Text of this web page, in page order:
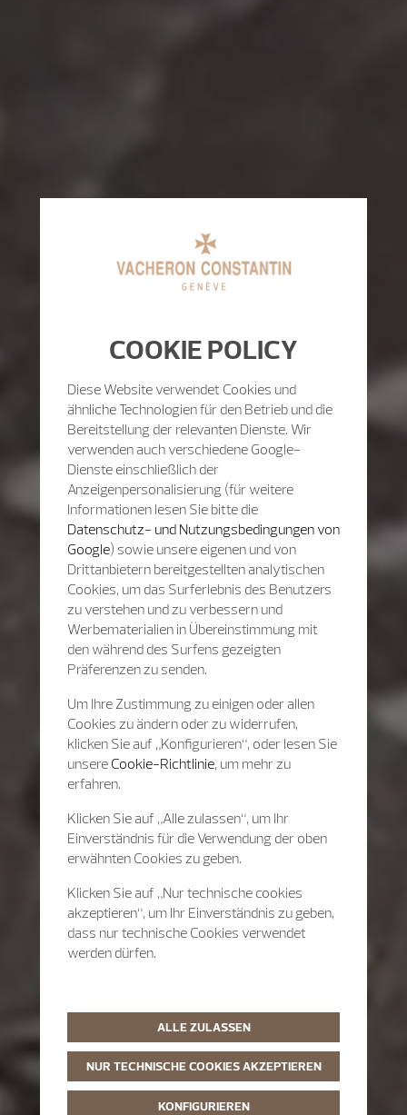
COOKIE POLICY
Diese Website verwendet Cookies und
ähnliche Technologien für den Betrieb und die
Bereitstellung der relevanten Dienste. Wir
verwenden auch verschiedene Google-
Dienste einschließlich der
Anzeigenpersonalisierung (für weitere
Informationen lesen Sie bitte die
Datenschutz- und Nutzungsbedingungen von
Google) sowie unsere eigenen und von
Drittanbietern bereitgestellten analytischen
Cookies, um das Surferlebnis des Benutzers
zu verstehen und zu verbessern und
Werbematerialien in Übereinstimmung mit
den während des Surfens gezeigten
Präferenzen zu senden.
Um Ihre Zustimmung zu einigen oder allen
Cookies zu ändern oder zu widerrufen,
klicken Sie auf „Konfigurieren“, oder lesen Sie
unsere Cookie-Richtlinie, um mehr zu
erfahren.
Klicken Sie auf „Alle zulassen“, um Ihr
Einverständnis für die Verwendung der oben
erwähnten Cookies zu geben.
Klicken Sie auf „Nur technische cookies
akzeptieren“, um Ihr Einverständnis zu geben,
dass nur technische Cookies verwendet
werden dürfen.
ALLE ZULASSEN
NUR TECHNISCHE COOKIES AKZEPTIEREN
KONFIGURIEREN